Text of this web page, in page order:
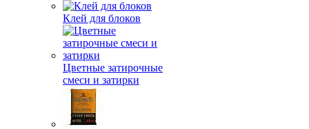
Клей для блоков
Цветные затирочные
смеси и затирки